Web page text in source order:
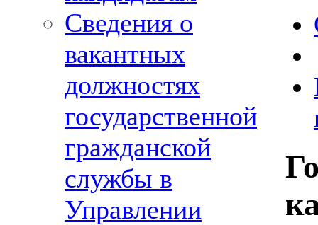
Сведения о
вакантных
должностях
государственной
гражданской
службы в
Управлении